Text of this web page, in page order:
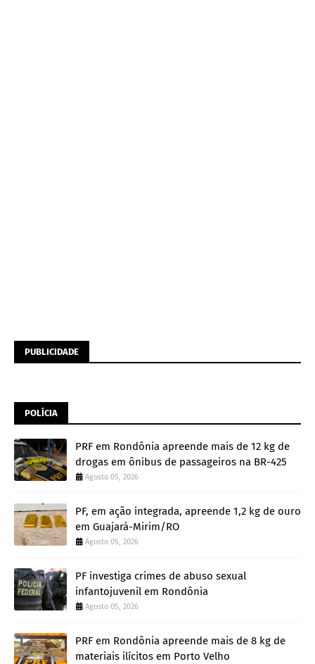
PUBLICIDADE
POLÍCIA
PRF em Rondônia apreende mais de 12 kg de
drogas em ônibus de passageiros na BR-425
Agosto 05, 2026
PF, em ação integrada, apreende 1,2 kg de ouro
em Guajará-Mirim/RO
Agosto 05, 2026
PF investiga crimes de abuso sexual
infantojuvenil em Rondônia
Agosto 05, 2026
PRF em Rondônia apreende mais de 8 kg de
materiais ilícitos em Porto Velho